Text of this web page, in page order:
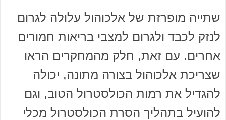
שתייה מופרזת של אלכוהול עלולה לגרום
לנזק לכבד ולגרום למצבי בריאות חמורים
אחרים. עם זאת, חלק מהמחקרים הראו
שצריכת אלכוהול בצורה מתונה, יכולה
להגדיל את רמות הכולסטרול הטוב, וגם
להועיל בתהליך הסרת הכולסטרול מכלי